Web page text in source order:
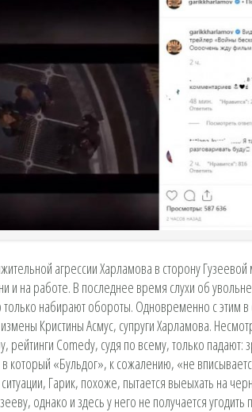
агрессии Харламова в сторону Гузеевой
и на работе. В последнее время слухи об
только набирают обороты. Одновременно с этим в
Кристины Асмус, супруги Харламова.
рейтинги Comedy, судя по всему, только падают:
который «Бульдог», к сожалению, «не
Гарик, похоже, пытается выеыхать на
однако и здесь у него не получается угодить